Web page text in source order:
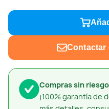
Compras sin riesgo
¡100% garantía de
Contactar